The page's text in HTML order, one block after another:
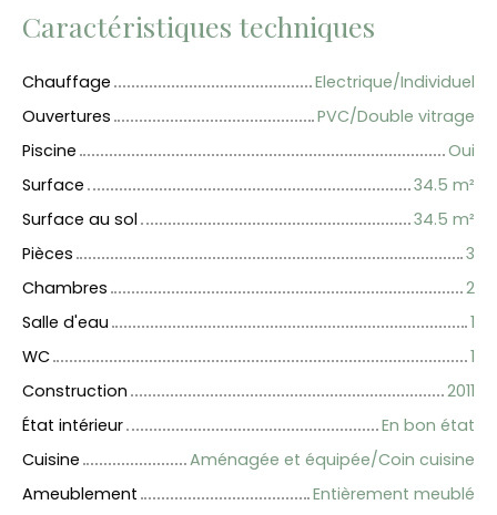
Caractéristiques techniques
Chauffage
Electrique/Individuel
Ouvertures
PVC/Double vitrage
Piscine
Oui
Surface
34.5 m²
Surface au sol
34.5 m²
Pièces
3
Chambres
2
Salle d'eau
1
WC
1
Construction
2011
État intérieur
En bon état
Cuisine
Aménagée et équipée/Coin cuisine
Ameublement
Entièrement meublé